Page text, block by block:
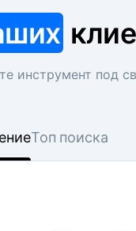
инструмент под
Топ поиска